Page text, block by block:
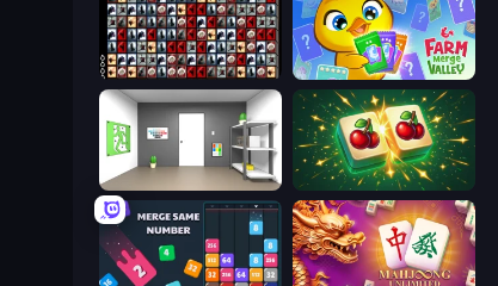
War Mahjong Farm Merge Valley
Paint Room Escape Mahjong Puzzle: Tile Match